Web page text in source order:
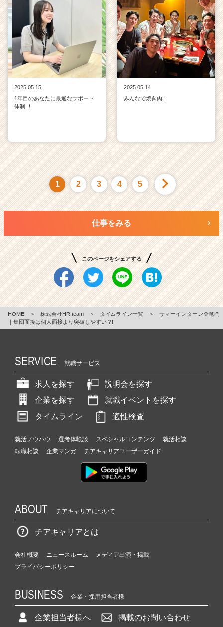
2025.05.15
1年目のあなたに最適なサポート
体制 ！
2025.05.14
みんなで焼き肉！
1 2 3 4 5
仕事をみる
このページをシェアする
HOME ＞ 株式会社HR team ＞ タイムライン一覧 ＞
サマーインターン登竜門
｜集団面接は個人面接より突破しやすい？!
SERVICE 就職サービス
求人を探す
説明会を探す
企業を探す
就職イベントを探す
タイムライン
適性検査
就活ノウハウ 選考体験談 スペシャルコンテンツ
就活相談
転職相談
企業マンガ チアキャリアユーザーガイド
ABOUT チアキャリアについて
チアキャリアとは
会社概要 ニュースルーム
メディア出演・掲載
プライバシーポリシー
BUSINESS 企業・採用担当者様
企業担当者様へ 掲載のお問い合わせ